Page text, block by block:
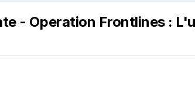
- Operation Frontlines :